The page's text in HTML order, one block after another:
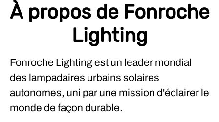
À propos de Fonroche
Lighting
Fonroche Lighting est un leader mondial
des lampadaires urbains solaires
autonomes, uni par une mission d'éclairer le
monde de façon durable.